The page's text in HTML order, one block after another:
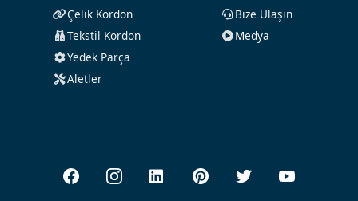
Çelik Kordon
Tekstil Kordon
Yedek Parça
Aletler
Bize Ulaşın
Medya